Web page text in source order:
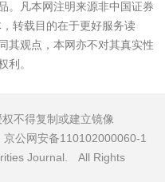
。凡本网注明来源非中国证券
转载目的在于更好服务读
其观点，本网亦不对其真实性
利。
不得复制或建立镜像
公网安备110102000060-1
Journal. All Rights